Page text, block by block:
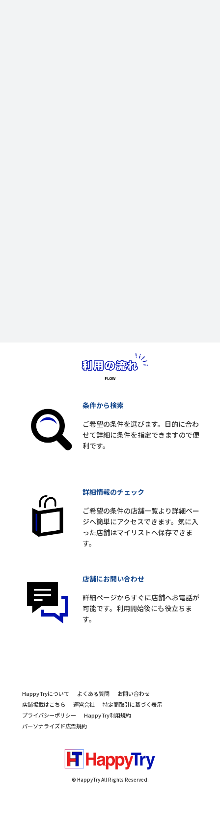
条件から検索
ご希望の条件を選びます。目的に合わ
せて詳細に条件を指定できますので便
利です。
詳細情報のチェック
ご希望の条件の店舗一覧より詳細ペー
ジへ簡単にアクセスできます。気に入
った店舗はマイリストへ保存できま
す。
店舗にお問い合わせ
詳細ページからすぐに店舗へお電話が
可能です。利用開始後にも役立ちま
す。
HappyTryについて よくある質問
お問い合わせ
店舗掲載はこちら
運営会社
特定商取引に基づく表示
プライバシーポリシー
HappyTry利用規約
パーソナライズド広告規約
© HappyTry All Rights Reserved.